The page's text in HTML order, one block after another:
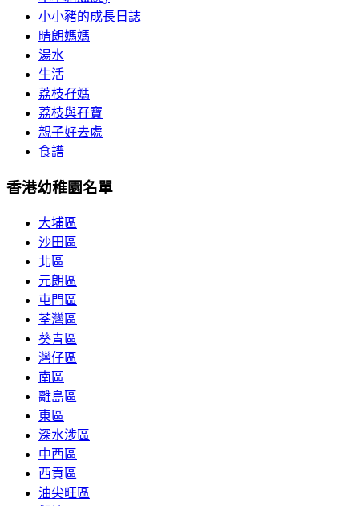
小小豬的成長日誌
晴朗媽媽
湯水
生活
荔枝孖媽
荔枝與孖寶
親子好去處
食譜
香港幼稚園名單
大埔區
沙田區
北區
元朗區
屯門區
荃灣區
葵青區
灣仔區
南區
離島區
東區
深水涉區
中西區
西貢區
油尖旺區